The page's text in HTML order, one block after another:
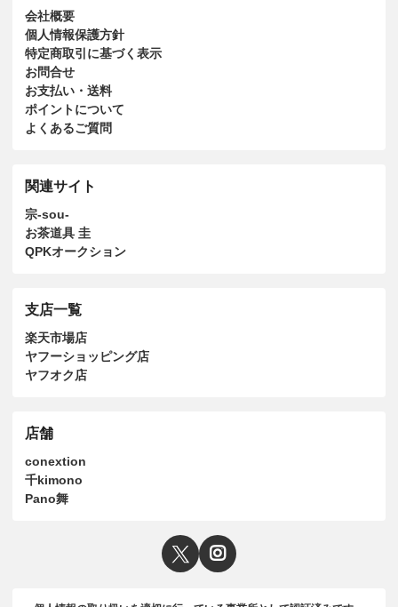
会社概要
個人情報保護方針
特定商取引に基づく表示
お問合せ
お支払い・送料
ポイントについて
よくあるご質問
関連サイト
宗-sou-
お茶道具 圭
QPKオークション
支店一覧
楽天市場店
ヤフーショッピング店
ヤフオク店
店舗
conextion
千kimono
Pano舞